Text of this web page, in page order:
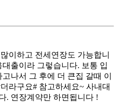
이하고 전세연장도 가능합니
출이라 그렇습니다. 보통 입
나서 그 후에 더 큰집 갈때 이
라구요# 참고하세요~ 사내대
. 연장계약만 하면됩니다 !